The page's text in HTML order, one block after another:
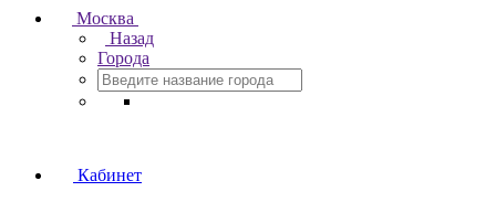
Москва
Назад
Города
Кабинет